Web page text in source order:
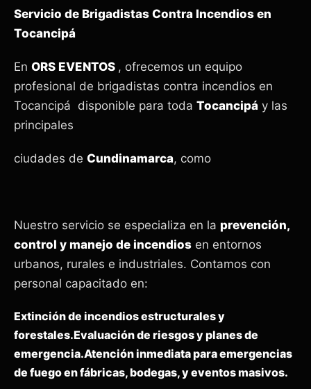
Servicio de Brigadistas Contra Incendios en
Tocancipá
En ORS EVENTOS , ofrecemos un equipo
profesional de brigadistas contra incendios en
Tocancipá disponible para toda Tocancipá y las
principales
ciudades de Cundinamarca, como
Nuestro servicio se especializa en la prevención,
control y manejo de incendios en entornos
urbanos, rurales e industriales. Contamos con
personal capacitado en:
Extinción de incendios estructurales y
forestales.Evaluación de riesgos y planes de
emergencia.Atención inmediata para emergencias
de fuego en fábricas, bodegas, y eventos masivos.